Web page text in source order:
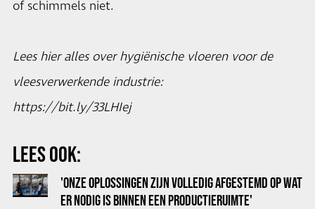
of schimmels niet.
Lees hier alles over hygiënische vloeren voor de
vleesverwerkende industrie:
https://bit.ly/33LHIej
LEES OOK:
'ONZE OPLOSSINGEN ZIJN VOLLEDIG AFGESTEMD OP WAT
ER NODIG IS BINNEN EEN PRODUCTIERUIMTE'